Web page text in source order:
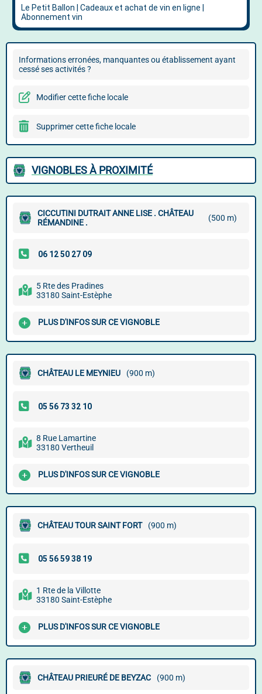
Informations erronées, manquantes ou établissement ayant
cessé ses activités ?
Modifier cette fiche locale
Supprimer cette fiche locale
VIGNOBLES À PROXIMITÉ
CICCUTINI DUTRAIT ANNE LISE . CHÂTEAU
RÉMANDINE .
(500 m)
5 Rte des Pradines
33180 Saint-Estèphe
PLUS D'INFOS SUR CE VIGNOBLE
CHÂTEAU LE MEYNIEU (900 m)
8 Rue Lamartine
33180 Vertheuil
PLUS D'INFOS SUR CE VIGNOBLE
CHÂTEAU TOUR SAINT FORT (900 m)
1 Rte de la Villotte
33180 Saint-Estèphe
PLUS D'INFOS SUR CE VIGNOBLE
CHÂTEAU PRIEURÉ DE BEYZAC (900 m)